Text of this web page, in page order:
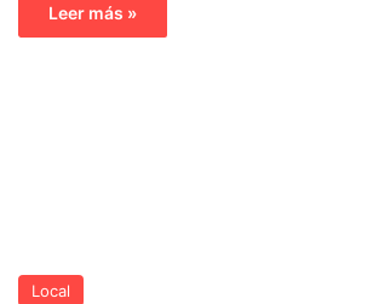
Leer más »
Local